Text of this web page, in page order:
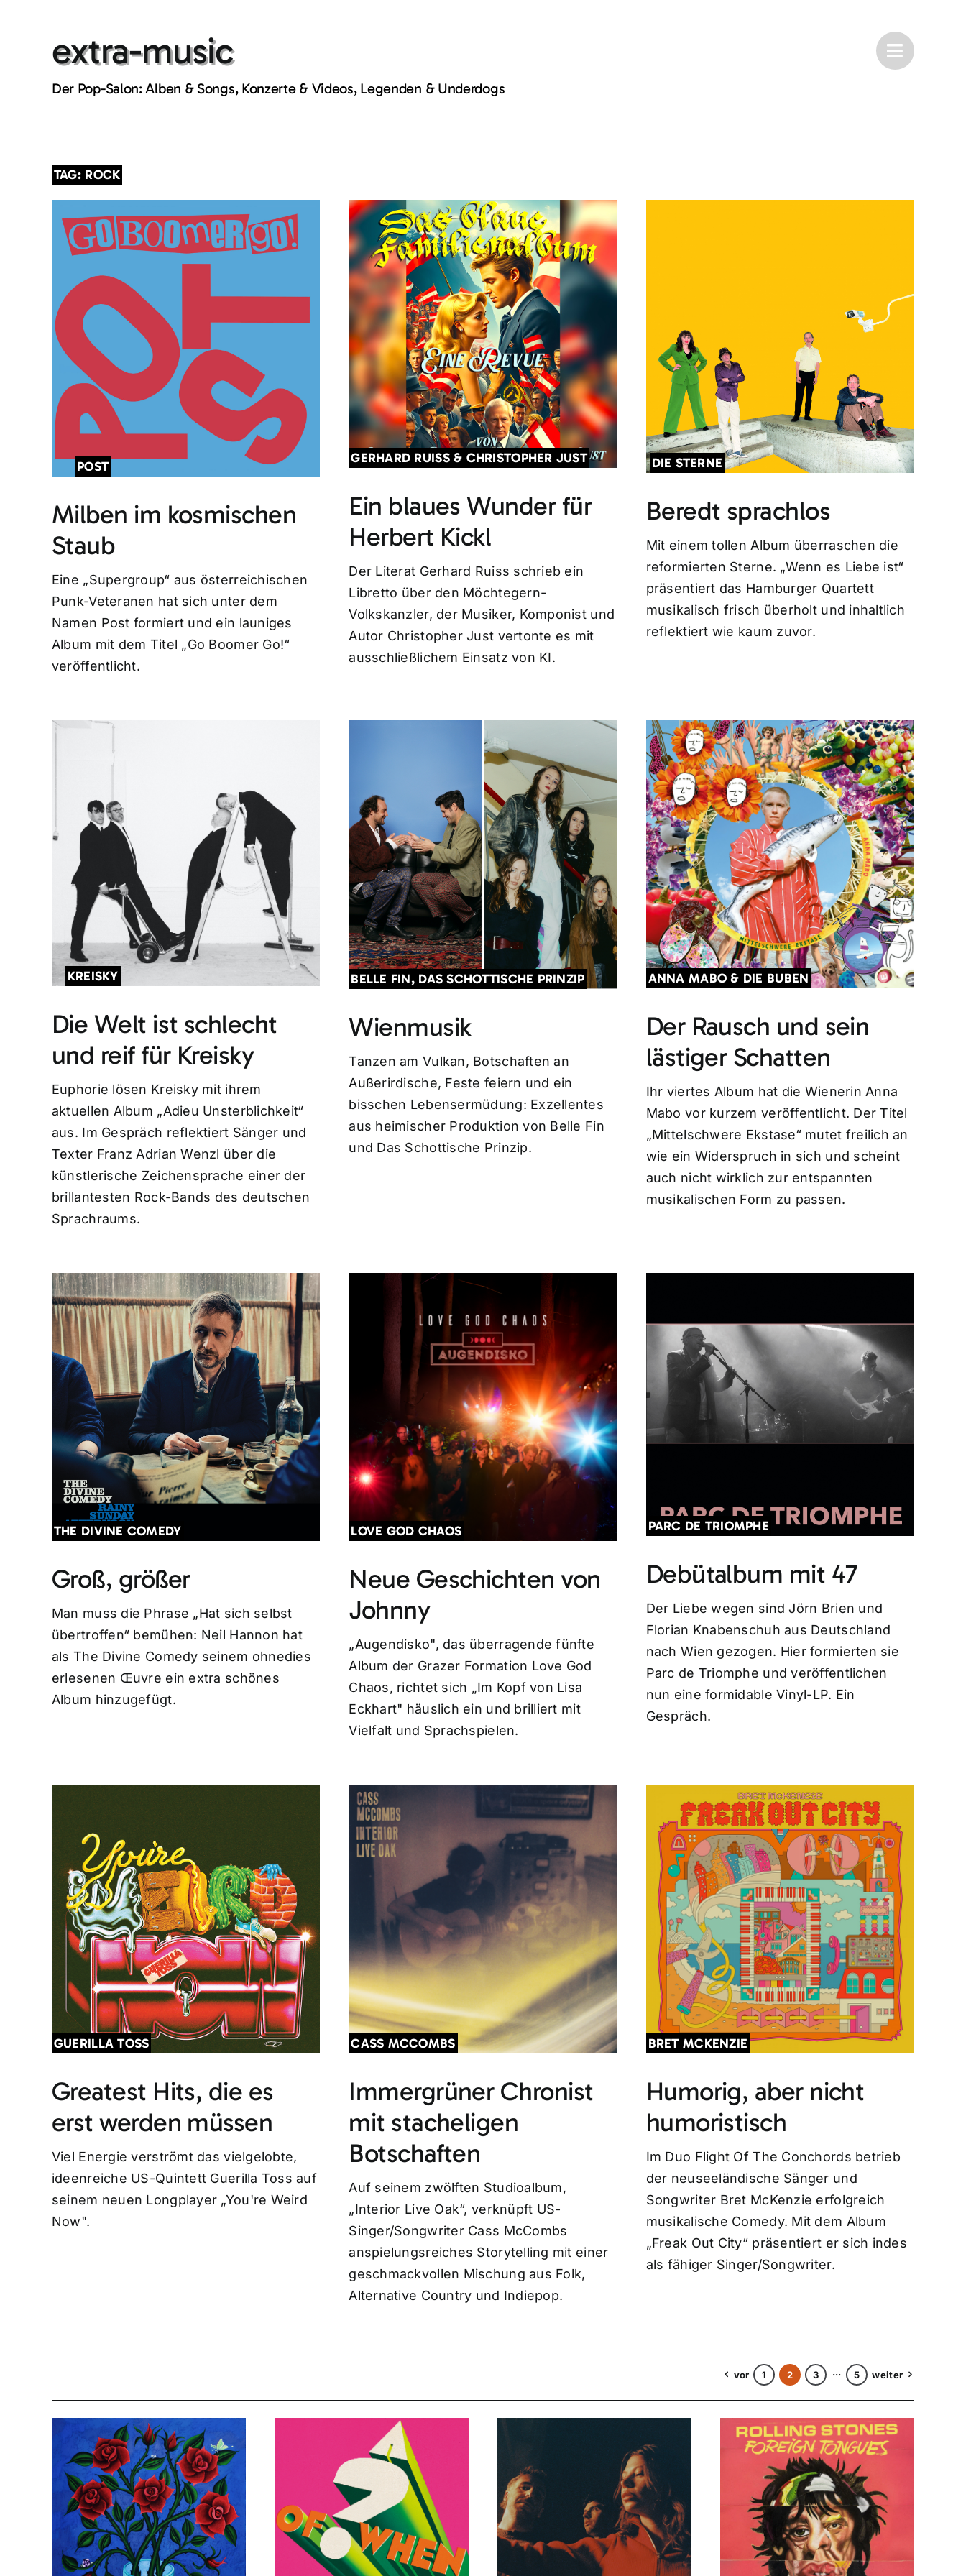
extra-music
Der Pop-Salon: Alben & Songs, Konzerte & Videos, Legenden & Underdogs
TAG: ROCK
POST
Milben im kosmischen
Staub
Eine „Supergroup“ aus österreichischen
Punk-Veteranen hat sich unter dem
Namen Post formiert und ein launiges
Album mit dem Titel „Go Boomer Go!“
veröffentlicht.
GERHARD RUISS & CHRISTOPHER JUST
Ein blaues Wunder für
Herbert Kickl
Der Literat Gerhard Ruiss schrieb ein
Libretto über den Möchtegern-
Volkskanzler, der Musiker, Komponist und
Autor Christopher Just vertonte es mit
ausschließlichem Einsatz von KI.
DIE STERNE
Beredt sprachlos
Mit einem tollen Album überraschen die
reformierten Sterne. „Wenn es Liebe ist“
präsentiert das Hamburger Quartett
musikalisch frisch überholt und inhaltlich
reflektiert wie kaum zuvor.
KREISKY
Die Welt ist schlecht
und reif für Kreisky
Euphorie lösen Kreisky mit ihrem
aktuellen Album „Adieu Unsterblichkeit“
aus. Im Gespräch reflektiert Sänger und
Texter Franz Adrian Wenzl über die
künstlerische Zeichensprache einer der
brillantesten Rock-Bands des deutschen
Sprachraums.
BELLE FIN, DAS SCHOTTISCHE PRINZIP
Wienmusik
Tanzen am Vulkan, Botschaften an
Außerirdische, Feste feiern und ein
bisschen Lebensermüdung: Exzellentes
aus heimischer Produktion von Belle Fin
und Das Schottische Prinzip.
ANNA MABO & DIE BUBEN
Der Rausch und sein
lästiger Schatten
Ihr viertes Album hat die Wienerin Anna
Mabo vor kurzem veröffentlicht. Der Titel
„Mittelschwere Ekstase“ mutet freilich an
wie ein Widerspruch in sich und scheint
auch nicht wirklich zur entspannten
musikalischen Form zu passen.
THE DIVINE COMEDY
Groß, größer
Man muss die Phrase „Hat sich selbst
übertroffen“ bemühen: Neil Hannon hat
als The Divine Comedy seinem ohnedies
erlesenen Œuvre ein extra schönes
Album hinzugefügt.
LOVE GOD CHAOS
Neue Geschichten von
Johnny
„Augendisko", das überragende fünfte
Album der Grazer Formation Love God
Chaos, richtet sich „Im Kopf von Lisa
Eckhart" häuslich ein und brilliert mit
Vielfalt und Sprachspielen.
PARC DE TRIOMPHE
Debütalbum mit 47
Der Liebe wegen sind Jörn Brien und
Florian Knabenschuh aus Deutschland
nach Wien gezogen. Hier formierten sie
Parc de Triomphe und veröffentlichen
nun eine formidable Vinyl-LP. Ein
Gespräch.
GUERILLA TOSS
Greatest Hits, die es
erst werden müssen
Viel Energie verströmt das vielgelobte,
ideenreiche US-Quintett Guerilla Toss auf
seinem neuen Longplayer „You're Weird
Now".
CASS MCCOMBS
Immergrüner Chronist
mit stacheligen
Botschaften
Auf seinem zwölften Studioalbum,
„Interior Live Oak“, verknüpft US-
Singer/Songwriter Cass McCombs
anspielungsreiches Storytelling mit einer
geschmackvollen Mischung aus Folk,
Alternative Country und Indiepop.
BRET MCKENZIE
Humorig, aber nicht
humoristisch
Im Duo Flight Of The Conchords betrieb
der neuseeländische Sänger und
Songwriter Bret McKenzie erfolgreich
musikalische Comedy. Mit dem Album
„Freak Out City“ präsentiert er sich indes
als fähiger Singer/Songwriter.
vor 1 2 3 ··· 5 weiter